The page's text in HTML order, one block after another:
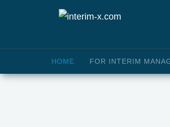
HOME FOR INTERIM